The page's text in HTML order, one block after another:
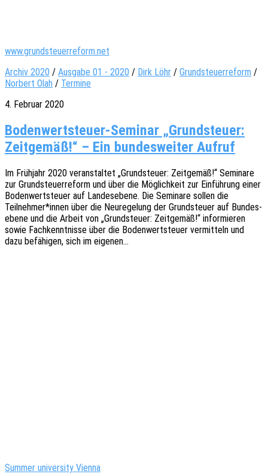
www.grundsteuerreform.net
Archiv 2020 / Ausgabe 01 - 2020 / Dirk Löhr / Grundsteuerreform /
Norbert Olah / Termine
4. Februar 2020
Bodenwertsteuer-Seminar „Grundsteuer:
Zeitgemäß!“ – Ein bundesweiter Aufruf
Im Früh­jahr 2020 veran­stal­tet „Grund­steu­er: Zeit­ge­mäß!“ Semi­na­re
zur Grund­steu­er­re­form und über die Möglich­keit zur Einfüh­rung einer
Boden­wert­steu­er auf Landes­ebe­ne. Die Semi­na­re sollen die
Teilnehmer*innen über die Neure­ge­lung der Grund­steu­er auf Bundes­
ebe­ne und die Arbeit von „Grund­steu­er: Zeit­ge­mäß!“ infor­mie­ren
sowie Fach­kennt­nis­se über die Boden­wert­steu­er vermit­teln und
dazu befä­hi­gen, sich im eigenen…
Summer university Vienna